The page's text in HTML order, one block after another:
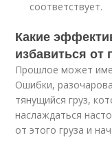
соответствует.
Какие
избавиться
Прошлое может
Ошибки,
тянущийся груз,
наслаждаться
от этого груза и